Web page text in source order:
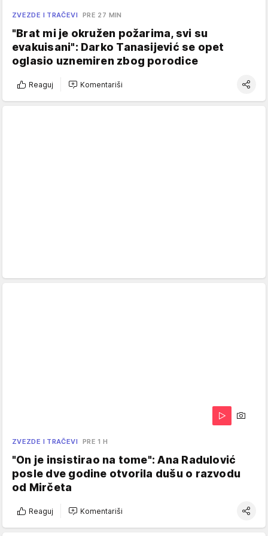
ZVEZDE I TRAČEVI PRE 27 MIN
"Brat mi je okružen požarima, svi su
evakuisani": Darko Tanasijević se opet
oglasio uznemiren zbog porodice
Reaguj Komentariši
ZVEZDE I TRAČEVI PRE 1 H
"On je insistirao na tome": Ana Radulović
posle dve godine otvorila dušu o razvodu
od Mirčeta
Reaguj Komentariši